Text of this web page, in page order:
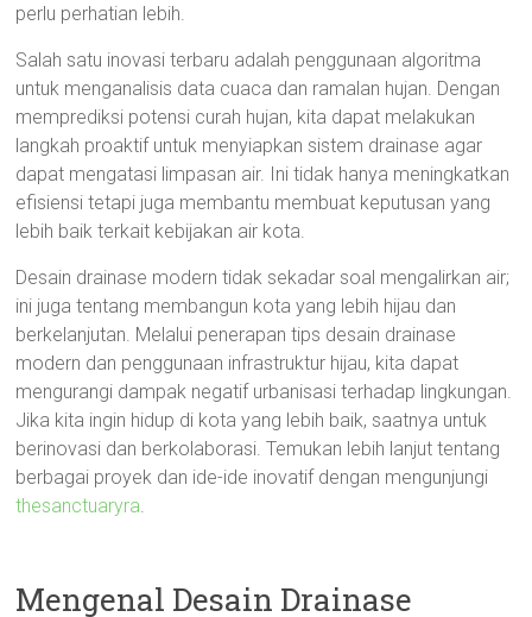
perlu perhatian lebih.
Salah satu inovasi terbaru adalah penggunaan algoritma
untuk menganalisis data cuaca dan ramalan hujan. Dengan
memprediksi potensi curah hujan, kita dapat melakukan
langkah proaktif untuk menyiapkan sistem drainase agar
dapat mengatasi limpasan air. Ini tidak hanya meningkatkan
efisiensi tetapi juga membantu membuat keputusan yang
lebih baik terkait kebijakan air kota.
Desain drainase modern tidak sekadar soal mengalirkan air;
ini juga tentang membangun kota yang lebih hijau dan
berkelanjutan. Melalui penerapan tips desain drainase
modern dan penggunaan infrastruktur hijau, kita dapat
mengurangi dampak negatif urbanisasi terhadap lingkungan.
Jika kita ingin hidup di kota yang lebih baik, saatnya untuk
berinovasi dan berkolaborasi. Temukan lebih lanjut tentang
berbagai proyek dan ide-ide inovatif dengan mengunjungi
thesanctuaryra.
Mengenal Desain Drainase